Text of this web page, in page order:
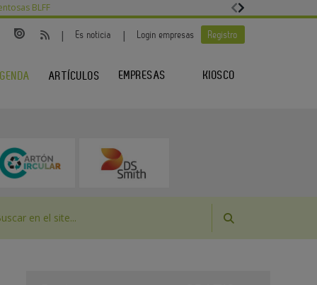
BLFF
| Es noticia | Login empresas Registro
ARTÍCULOS EMPRESAS KIOSCO